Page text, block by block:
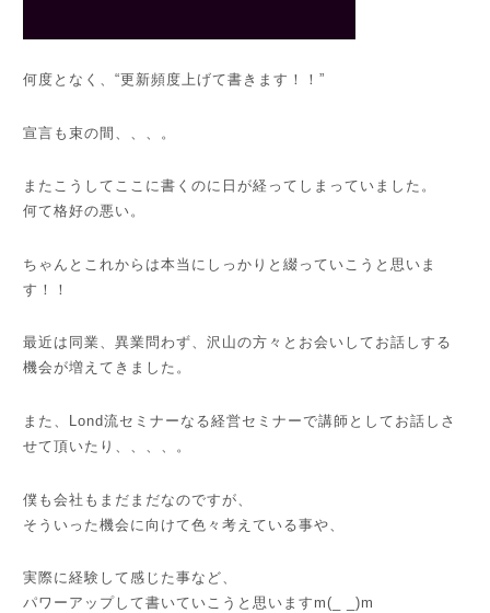
何度となく、“更新頻度上げて書きます！！”
宣言も束の間、、、。
またこうしてここに書くのに日が経ってしまっていました。
何て格好の悪い。
ちゃんとこれからは本当にしっかりと綴っていこうと思いま
す！！
最近は同業、異業問わず、沢山の方々とお会いしてお話しする
機会が増えてきました。
また、Lond流セミナーなる経営セミナーで講師としてお話しさ
せて頂いたり、、、、。
僕も会社もまだまだなのですが、
そういった機会に向けて色々考えている事や、
実際に経験して感じた事など、
パワーアップして書いていこうと思いますm(_ _)m